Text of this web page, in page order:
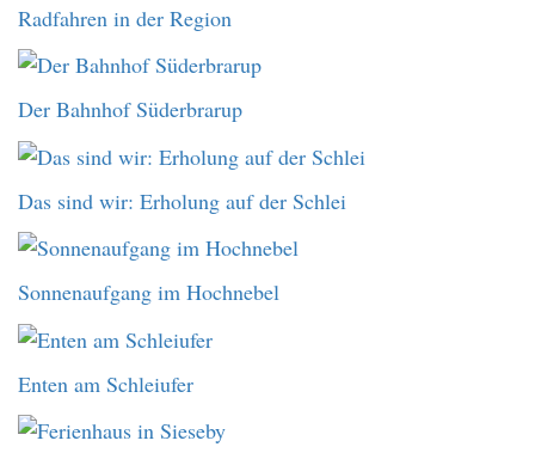
Radfahren in der Region
Der Bahnhof Süderbrarup
Das sind wir: Erholung auf der Schlei
Sonnenaufgang im Hochnebel
Enten am Schleiufer